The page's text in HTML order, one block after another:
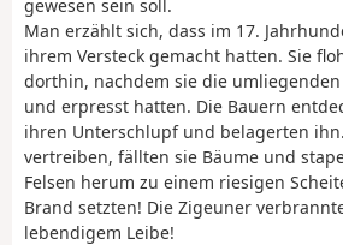
gewesen sein soll.
Man erzählt sich, dass im 17.
ihrem Versteck gemacht hatten. Sie
dorthin, nachdem sie die
und erpresst hatten. Die Bauern
ihren Unterschlupf und belagerten
vertreiben, fällten sie Bäume und
Felsen herum zu einem riesigen
Brand setzten! Die Zigeuner
lebendigem Leibe!